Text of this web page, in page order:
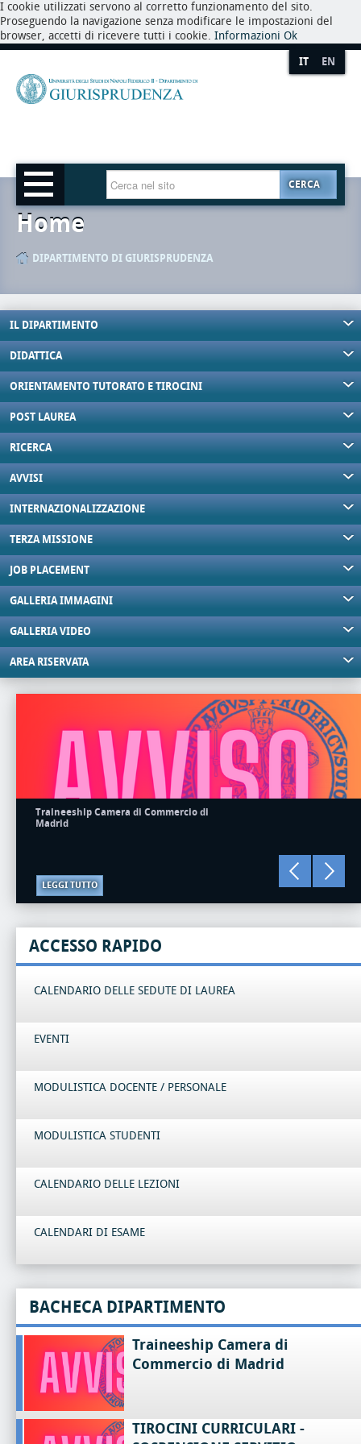
I cookie utilizzati servono al corretto funzionamento del sito.
Proseguendo la navigazione senza modificare le impostazioni del
browser, accetti di ricevere tutti i cookie. Informazioni Ok
IT EN
CERCA
Home
DIPARTIMENTO DI GIURISPRUDENZA
IL DIPARTIMENTO
DIDATTICA
ORIENTAMENTO TUTORATO E TIROCINI
POST LAUREA
RICERCA
AVVISI
INTERNAZIONALIZZAZIONE
TERZA MISSIONE
JOB PLACEMENT
GALLERIA IMMAGINI
GALLERIA VIDEO
AREA RISERVATA
Traineeship Camera di Commercio di
Madrid
LEGGI TUTTO
ACCESSO RAPIDO
CALENDARIO DELLE SEDUTE DI LAUREA
EVENTI
MODULISTICA DOCENTE / PERSONALE
MODULISTICA STUDENTI
CALENDARIO DELLE LEZIONI
CALENDARI DI ESAME
BACHECA DIPARTIMENTO
Traineeship Camera di
Commercio di Madrid
TIROCINI CURRICULARI -